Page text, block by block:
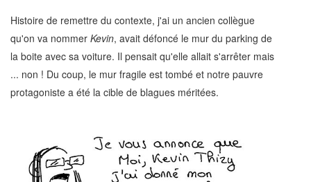
Histoire de remettre du contexte, j'ai un ancien collègue
qu'on va nommer Kevin, avait défoncé le mur du parking de
la boite avec sa voiture. Il pensait qu'elle allait s'arrêter mais
... non ! Du coup, le mur fragile est tombé et notre pauvre
protagoniste a été la cible de blagues méritées.